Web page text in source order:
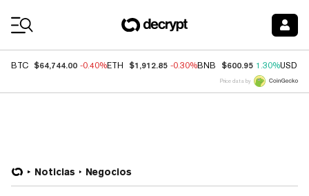
BTC $64,744.00 -0.40%ETH $1,912.85 -0.30%BNB $600.95 1.30%USDC
Price data by
Noticias Negocios